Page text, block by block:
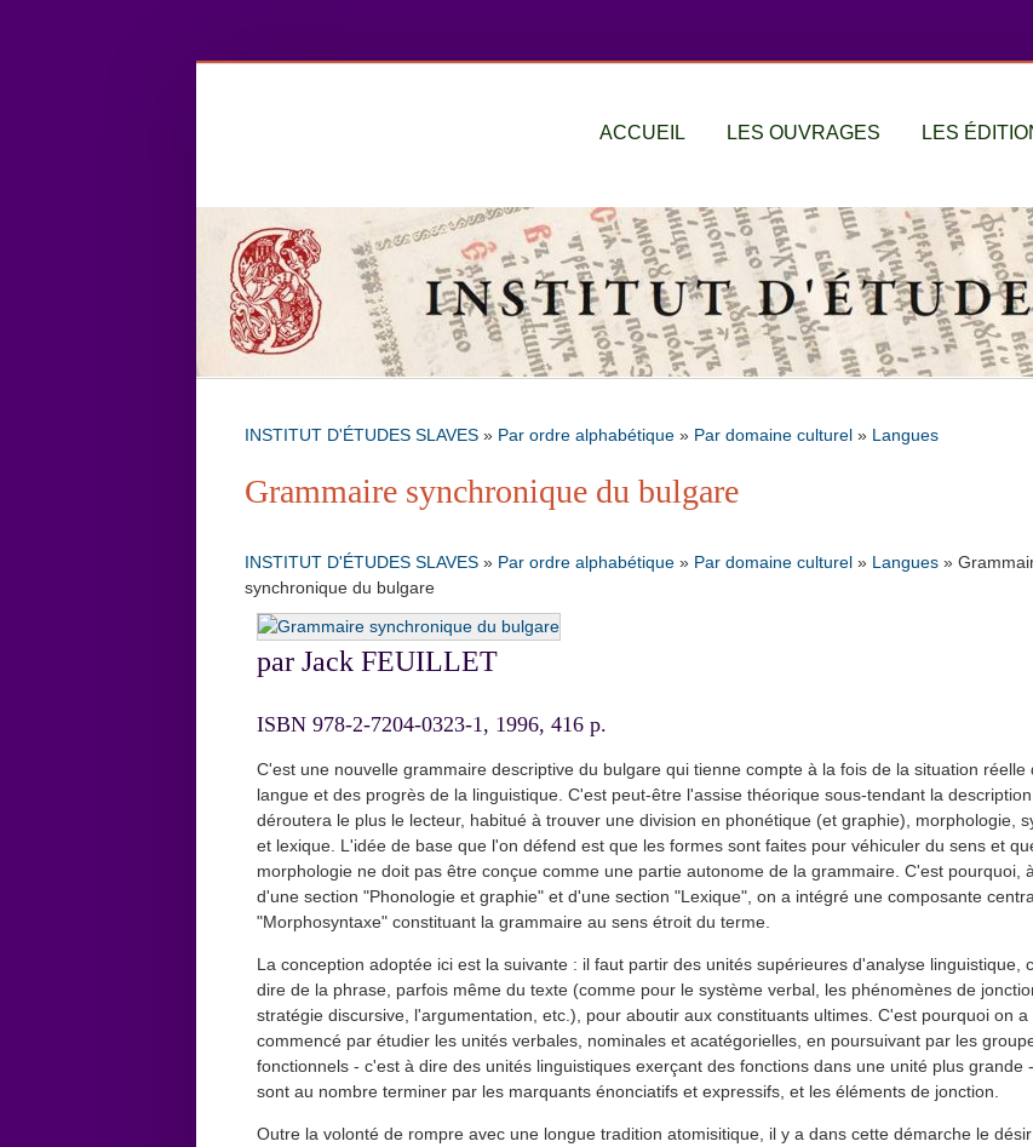
ACCUEIL LES OUVRAGES LES
INSTITUT D'ÉTUDES SLAVES » Par ordre alphabétique » Par domaine culturel » Langues
Grammaire synchronique du bulgare
INSTITUT D'ÉTUDES SLAVES » Par ordre alphabétique » Par domaine culturel » Langues »
synchronique du bulgare
par Jack FEUILLET
ISBN 978-2-7204-0323-1, 1996, 416 p.
C'est une nouvelle grammaire descriptive du bulgare qui tienne compte à la fois de la situation réelle
langue et des progrès de la linguistique. C'est peut-être l'assise théorique sous-tendant la
déroutera le plus le lecteur, habitué à trouver une division en phonétique (et graphie), morphologie,
et lexique. L'idée de base que l'on défend est que les formes sont faites pour véhiculer du sens et
morphologie ne doit pas être conçue comme une partie autonome de la grammaire. C'est pourquoi,
d'une section "Phonologie et graphie" et d'une section "Lexique", on a intégré une composante
"Morphosyntaxe" constituant la grammaire au sens étroit du terme.
La conception adoptée ici est la suivante : il faut partir des unités supérieures d'analyse linguistique,
dire de la phrase, parfois même du texte (comme pour le système verbal, les phénomènes de
stratégie discursive, l'argumentation, etc.), pour aboutir aux constituants ultimes. C'est pourquoi on a
commencé par étudier les unités verbales, nominales et acatégorielles, en poursuivant par les
fonctionnels - c'est à dire des unités linguistiques exerçant des fonctions dans une unité plus grande
sont au nombre terminer par les marquants énonciatifs et expressifs, et les éléments de jonction.
Outre la volonté de rompre avec une longue tradition atomisitique, il y a dans cette démarche le